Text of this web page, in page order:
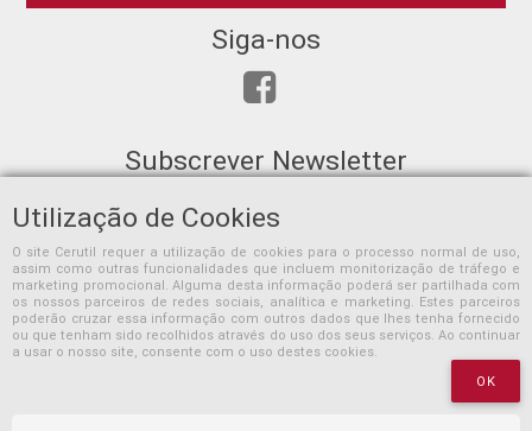
Utilização de Cookies
O site Cerutil requer a utilização de cookies para o processo normal de uso,
assim como outras funcionalidades que incluem monitorização de tráfego e
marketing promocional. Alguma desta informação poderá ser partilhada com
os nossos parceiros de redes sociais, analítica e marketing. Estes parceiros
poderão cruzar essa informação com outros dados que lhes tenha fornecido
ou que tenham sido recolhidos através do uso dos seus serviços. Ao continuar
a usar o nosso site, consente com o uso destes cookies.
OK
Siga-nos
Subscrever Newsletter
SUBSCREVER